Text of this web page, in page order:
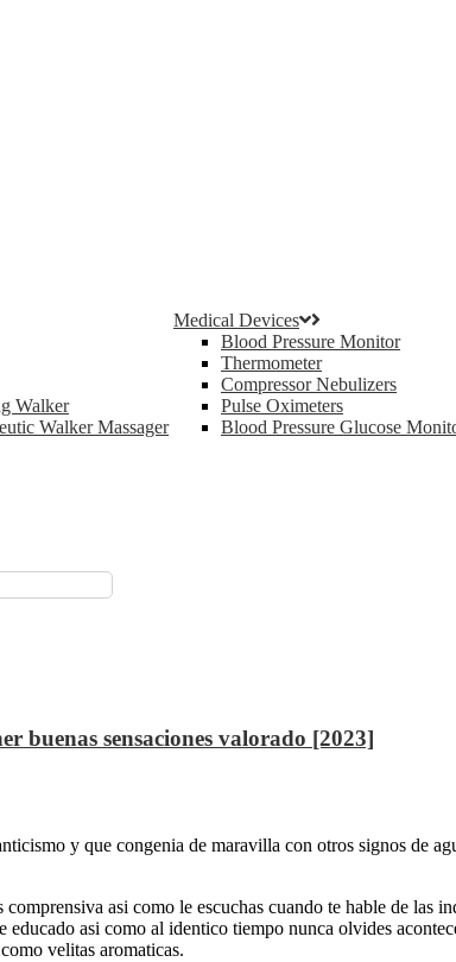
Walker
Walker Massager
Medical Devices
Blood Pressure Monitor
Thermometer
Compressor Nebulizers
Pulse Oximeters
Blood Pressure Glucose
buenas sensaciones valorado [2023]
y que congenia de maravilla con otros signos de
asi­ como le escuchas cuando te hable de las
asi­ como al identico tiempo nunca olvides
velitas aromaticas.